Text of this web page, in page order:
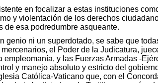
en focalizar a estas instituciones
y violentación de los derechos
de esa podredumbre asqueante.
genio ni un superdotado, se sabe que
el Poder de la Judicatura,
empleomanía, y las Fuerzas Armadas -
y manejo absoluto y estricto del
Católica-Vaticano que, con el